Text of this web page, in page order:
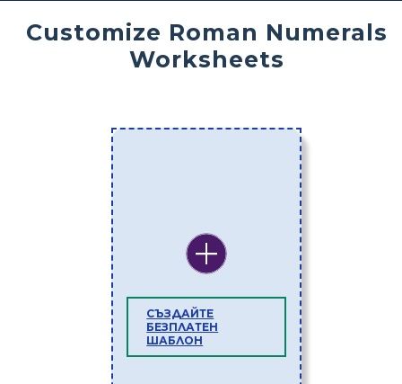
Customize Roman Numerals
Worksheets
СЪЗДАЙТЕ
БЕЗПЛАТЕН
ШАБЛОН